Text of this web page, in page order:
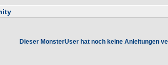
Dieser MonsterUser hat noch keine Anleitungen